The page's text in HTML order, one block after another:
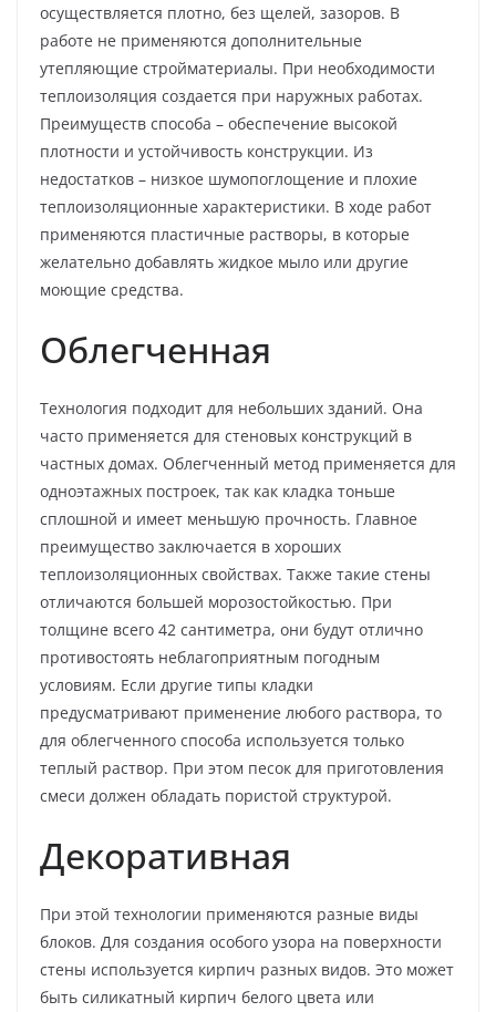
осуществляется плотно, без щелей, зазоров. В
работе не применяются дополнительные
утепляющие стройматериалы. При необходимости
теплоизоляция создается при наружных работах.
Преимуществ способа – обеспечение высокой
плотности и устойчивость конструкции. Из
недостатков – низкое шумопоглощение и плохие
теплоизоляционные характеристики. В ходе работ
применяются пластичные растворы, в которые
желательно добавлять жидкое мыло или другие
моющие средства.
Облегченная
Технология подходит для небольших зданий. Она
часто применяется для стеновых конструкций в
частных домах. Облегченный метод применяется для
одноэтажных построек, так как кладка тоньше
сплошной и имеет меньшую прочность. Главное
преимущество заключается в хороших
теплоизоляционных свойствах. Также такие стены
отличаются большей морозостойкостью. При
толщине всего 42 сантиметра, они будут отлично
противостоять неблагоприятным погодным
условиям. Если другие типы кладки
предусматривают применение любого раствора, то
для облегченного способа используется только
теплый раствор. При этом песок для приготовления
смеси должен обладать пористой структурой.
Декоративная
При этой технологии применяются разные виды
блоков. Для создания особого узора на поверхности
стены используется кирпич разных видов. Это может
быть силикатный кирпич белого цвета или